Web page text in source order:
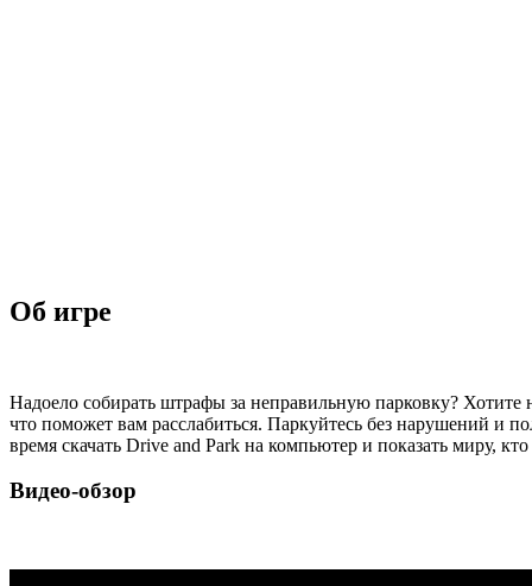
Об игре
Надоело собирать штрафы за неправильную парковку?
что поможет вам расслабиться. Паркуйтесь без нарушений и
время скачать Drive and Park на компьютер и показать миру,
Видео-обзор